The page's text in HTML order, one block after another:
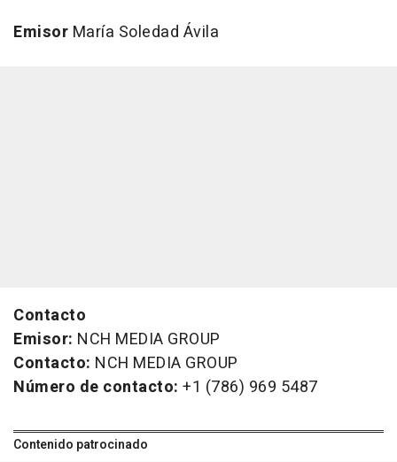
Emisor María Soledad Ávila
Contacto
Emisor: NCH MEDIA GROUP
Contacto: NCH MEDIA GROUP
Número de contacto: +1 (786) 969 5487
Contenido patrocinado